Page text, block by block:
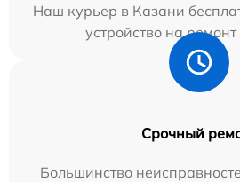
Наш курьер в Казани
устройство на
Срочный
Большинство